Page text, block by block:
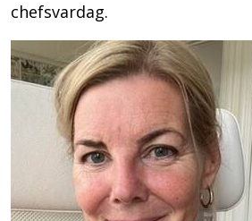
chefsvardag.